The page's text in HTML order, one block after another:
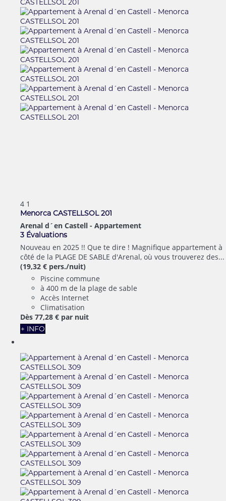
4 1
Menorca CASTELLSOL 201
Arenal d´en Castell - Appartement
3 Évaluations
Nouveau en 2025 !! Que te dire ! Magnifique appartement à
côté de la PLAGE DE SABLE d'Arenal, où vous trouverez des...
(19,32 € pers./nuit)
Piscine commune
à 400 m de la plage de sable
Accès Internet
Climatisation
Dès 77,28 € par nuit
+ INFO